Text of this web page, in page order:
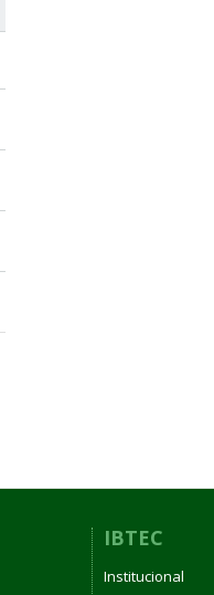
IBTEC
Institucional